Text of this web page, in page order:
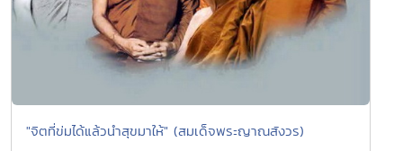
"จิตที่ข่มได้แล้วนำสุขมาให้" (สมเด็จพระญาณสังวร)